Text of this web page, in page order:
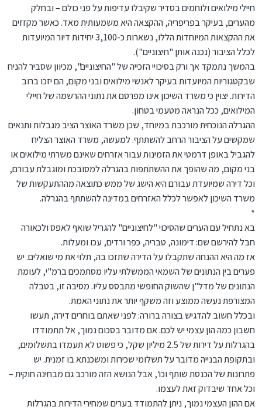
חיילי מילואים ולוחמים בסדיר שקיבלו עדיפות על פני כולם – ובחלק
מהערים, בעיקר בפריפריה, ההקצאה היא משמעותית מאד. כאשר מקזזים
את ההקצאות המיוחדות הללו, נשארות כ-3,100 יחידות דיור המיועדות
לכלל הציבור (נכנה אותן "חיצוניים").
בהמשך נתמקד אך ורק בסיכויי הזכייה של "החיצוניים", מכיוון שסביר להניח
שבקטגוריות המיועדות בעיקר לאנשי מילואים ובני מקום, הם יזכו ברוב
הדירות. יצוין כי משרד השיכון אינו מפרסם את נתוני ההרשמה של חיילי
המילואים, ככל הנראה מטעמי בטחון.
ההגרלה הנוכחית מורכבת במיוחד, שכן משרד האוצר הציב מגבלות ותנאים
שמקשים על הציבור הרחב להשתתף. למעשה, משרד האוצר הצליח
להגביל באופן דרמטי את הזמינות עבור אזרחים שאינם משרתי מילואים או
בני מקום, מה שהופך את ההשתתפות בהגרלה למסובכת ומוגבלת עבורם,
וכל דירה שמיועדת עבורם היא הישג של ממש כתוצאה מההתעקשות של
משרד השיכון לאפשר לכלל האזרחים במדינה להשתתף בהגרלה.
*
בא נתחיל עם הערים שהסיכוי "לחיצוניים" להגריל שואף לאפס ולכאורה
חבל להירשם שם: דימונה, טבריה, כפר ורדים, עכו ומעלות.
אז מה היא ההנחה שתקבלו על הדירה שתזכו בה, תלוי את מי שואלים. יש
פערים בין הנתונים של השמאי הממשלתי עליו מסתמכים ברמ"י, לעומת
הנתונים של מדל"ן שהשוק החופשי מתבסס עליו. מסיבה זו, בטבלה
המצורפת נעשה ממוצע וזה משקף יותר את נתוני האמת.
ובכלל חשוב להדגיש בצורה ברורה: לפני שאתם בוחרים דירה, תעשו
חשבון כמה הון עצמי יש לכם. אם מדובר בסכום נמוך, אל תתמודדו
בהגרלות על דירות של 2.5 מיליון שקל, כי פשוט לא תעמדו בתשלומים,
ובתקופת הבנייה מדובר על תשלומי שכירות ומשכנתא בו זמנית. יש
פתרונות של הכנסת שותף וכו', אבל הנושא הזה מורכב גם מבחינה חוקית –
וכל אחד שיבדוק זאת לעצמו.
אם ההון העצמי נמוך, ניתן להתמודד בערים שמחירי הדירות בהגרלות